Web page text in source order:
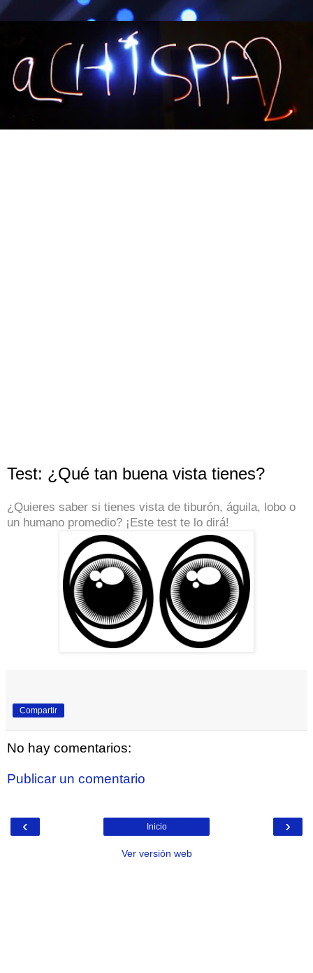
Test: ¿Qué tan buena vista tienes?
¿Quieres saber si tienes vista de tiburón, águila, lobo o
un humano promedio? ¡Este test te lo dirá!
Compartir
No hay comentarios:
Publicar un comentario
‹ ›
Inicio
Ver versión web